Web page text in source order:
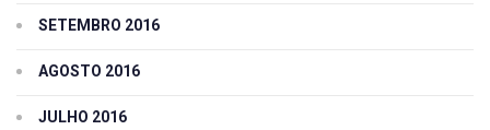
SETEMBRO 2016
AGOSTO 2016
JULHO 2016